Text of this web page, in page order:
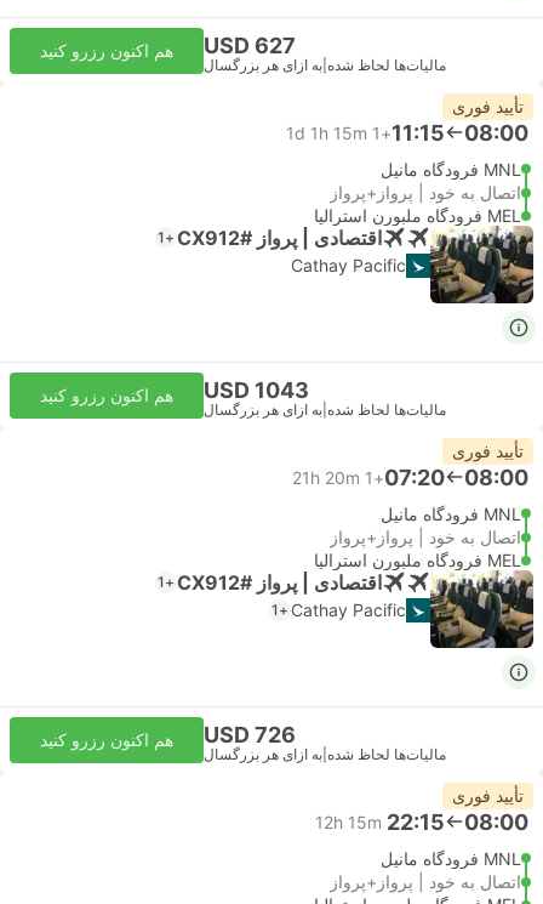
USD 627
مالیات‌ها لحاظ شده به ازای هر بزرگسال
هم اکنون رزرو کنید
تأیید فوری
08:00
11:15
+1
1d 1h 15m
MNL فرودگاه مانیل
اتصال به خود | پرواز+پرواز
MEL فرودگاه ملبورن استرالیا
اقتصادی | پرواز #CX912 +1
Cathay Pacific
USD 1043
مالیات‌ها لحاظ شده به ازای هر بزرگسال
هم اکنون رزرو کنید
تأیید فوری
08:00
07:20
+1
21h 20m
MNL فرودگاه مانیل
اتصال به خود | پرواز+پرواز
MEL فرودگاه ملبورن استرالیا
اقتصادی | پرواز #CX912 +1
Cathay Pacific
+1
USD 726
مالیات‌ها لحاظ شده به ازای هر بزرگسال
هم اکنون رزرو کنید
تأیید فوری
08:00
22:15
12h 15m
MNL فرودگاه مانیل
اتصال به خود | پرواز+پرواز